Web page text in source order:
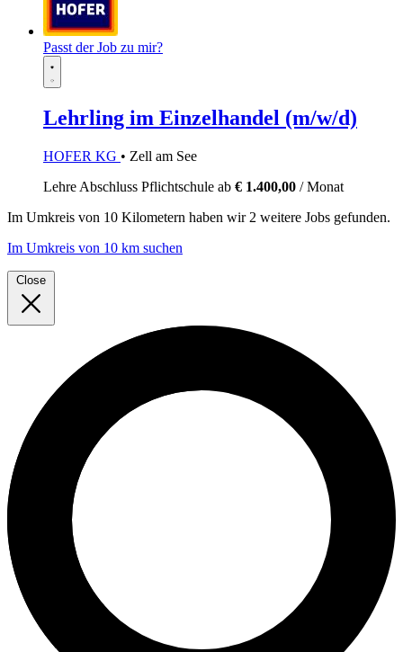
Passt der Job zu mir?
Lehrling im Einzelhandel (m/w/d)
HOFER KG • Zell am See
Lehre Abschluss Pflichtschule ab € 1.400,00 / Monat
Im Umkreis von 10 Kilometern haben wir 2 weitere Jobs gefunden.
Im Umkreis von 10 km suchen
Close